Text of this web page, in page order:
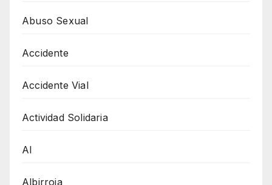
Abuso Sexual
Accidente
Accidente Vial
Actividad Solidaria
AI
Albirroja